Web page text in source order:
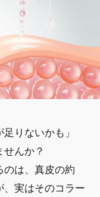
りないかも」
んか？
のは、真皮の約
、実はそのコラー